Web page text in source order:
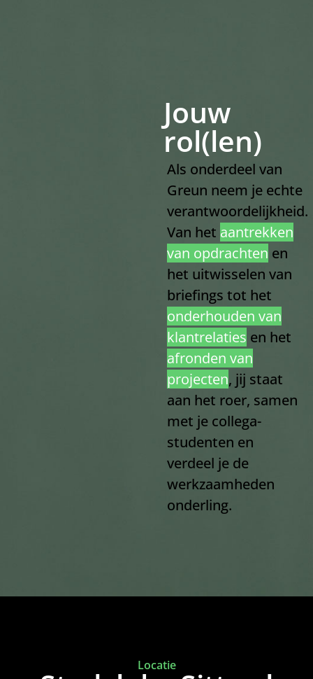
Jouw
rol(len)
Als onderdeel van
Greun neem je echte
verantwoordelijkheid.
Van het aantrekken
van opdrachten en
het uitwisselen van
briefings tot het
onderhouden van
klantrelaties en het
afronden van
projecten, jij staat
aan het roer, samen
met je collega-
studenten en
verdeel je de
werkzaamheden
onderling.
Locatie